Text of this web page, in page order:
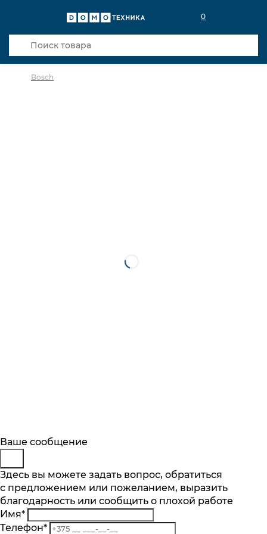
0
Bosch
Количество скоростей, шт.
12
Мощность Вт.
750
Все характеристики
Описание
Отзывы
Основные характеристики
Количество скоростей, шт.
12
Мощность Вт.
Будьте в курсе
Подпишитесь на последние обновления
и узнавайте о новинках и специальных
предложениях первыми
Подписаться
Заказ обратного звонка
Представьтесь
Телефон*
Комментарий
Ваше сообщение
Здесь вы можете задать вопрос, обратиться
с предложением или пожеланием, выразить
благодарность или сообщить о плохой работе
Имя*
Телефон*